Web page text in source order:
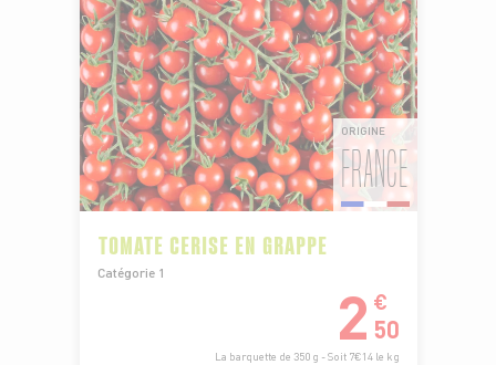
ORIGINE
FRANCE
TOMATE CERISE EN GRAPPE
Catégorie 1
2 €
50
La barquette de 350 g - Soit 7€14 le kg